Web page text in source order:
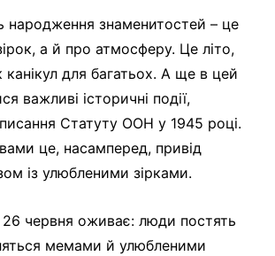
народження знаменитостей – це
а й про атмосферу. Це літо,
канікул для багатьох. А ще в цей
важливі історичні події,
Статуту ООН у 1945 році.
це, насамперед, привід
із улюбленими зірками.
червня оживає: люди постять
мемами й улюбленими